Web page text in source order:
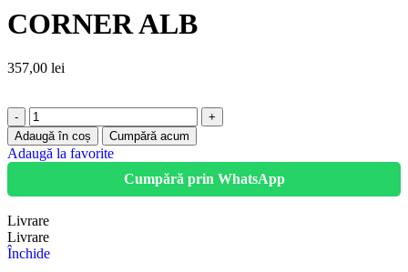
CORNER ALB
357,00 lei
Adaugă în coș Cumpără acum
Adaugă la favorite
Cumpără prin WhatsApp
Livrare
Livrare
Închide